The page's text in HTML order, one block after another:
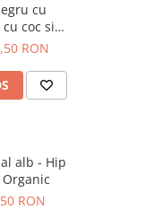
cu
coc si
RON
alb - Hip
RON